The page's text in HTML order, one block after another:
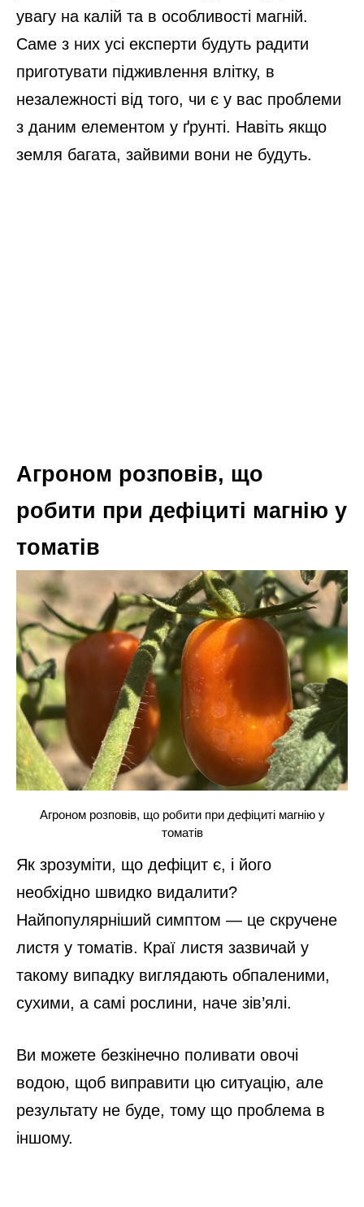
увагу на калій та в особливості магній.
Саме з них усі експерти будуть радити
приготувати підживлення влітку, в
незалежності від того, чи є у вас проблеми
з даним елементом у ґрунті. Навіть якщо
земля багата, зайвими вони не будуть.
Агроном розповів, що
робити при дефіциті магнію у
томатів
Агроном розповів, що робити при дефіциті магнію у
томатів
Як зрозуміти, що дефіцит є, і його
необхідно швидко видалити?
Найпопулярніший симптом — це скручене
листя у томатів. Краї листя зазвичай у
такому випадку виглядають обпаленими,
сухими, а самі рослини, наче зів’ялі.
Ви можете безкінечно поливати овочі
водою, щоб виправити цю ситуацію, але
результату не буде, тому що проблема в
іншому.